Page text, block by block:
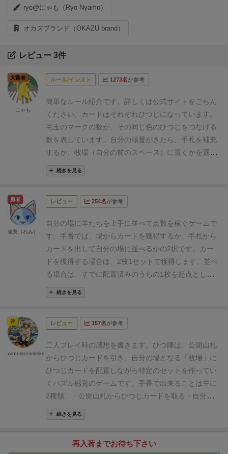
ryo@にゃも（Ryo Nyamo）
オカズブランド（OKAZU brand）
レビュー 3件
ルール/インスト 1272名が参考
簡単なルール紹介です。詳しくは公式サイト をごらん
ください。
カードはそれぞれひつじになっています。
毛玉のマークの数が、その同じ色のひつじをつなげる
数を表しています。
自分の順番がきたら、手札を補充
するか、牧場（自分の前のスペース）に置くかを選び
ます。（手札が６枚以上の時は補充を選べません）
ードの置き方は３種類あります。
ん！②起点にしたカードに対して、連番（2-3-4のよう
１枚だけ置く（どうしても置けない時にしかおすすめ
できません） 山札がなくなったらゲームは終了に向か
います。
点数計算をして勝った人を決めます！
グルー
プの条件を満たしてVPを得るほかにも、 ・鈴のマーク
がついているひつじが上下左右につながっている数が
多い人からボーナス
のマークのひつじがいちばん多い人（つながってなく
てOK）からボーナスで得点があります。
の広さがペナルティになります。 横の長さと縦の長さ
をマイナスして、総合の得点を計算します。
続きを見る
大賢者
にゃも
レビュー 254名が参考
自分の場に羊たちを上手に並べて点数を稼ぐゲームで
す。 手番では、場からカードを獲得するか、手札から
カードを出して自分の場に並べるかの2択です。
カー
ドを獲得する場合は、2枚1セットで獲得します。並べ
る場合は、すでに配置済みのうちの1枚を起点とし
て、同じ数字か連番となるカードを出すことができま
す。羊によって、1グループ2匹で居たいものや、1匹
並べないと点数になりません。また、マークによる得
てしまうと、失点が大きくなるため、いかにきれいに
まとめて並べるかがポイントになります。
こちらでも
詳しく書いていますので、参考にしてみてください。
http://bodoge-note.com/game_detail/hitsujin/
続きを見る
勇者
嶺美（れみ）
レビュー 157名が参考
二人プレイ時の感想を書きます。 ひつ陣は、公開山札
からひつじカードを引き、自分の場となる「牧場」に
ひつじカードを配置しながら特定のセットを作ってい
くパズル感覚のゲームです。 手番で出来ることは主に
2種類。
・公開山札からひつじカードを取る ・自分の
場（牧場）に配置ルールに従ってカードを置く
けです。ひつじカードには1〜4のセット数字が書かれ
ているので、例えば「4」なら、縦横に隣接するよう
に4のひつじカードを4枚くっつけて「群れ」にしま
続きを見る
神
winterkoninkske
再入荷までお待ち下さい